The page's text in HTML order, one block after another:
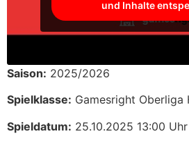
und Inhalte
Saison: 2025/2026
Spielklasse: Gamesright Oberliga
Spieldatum: 25.10.2025 13:00 Uhr